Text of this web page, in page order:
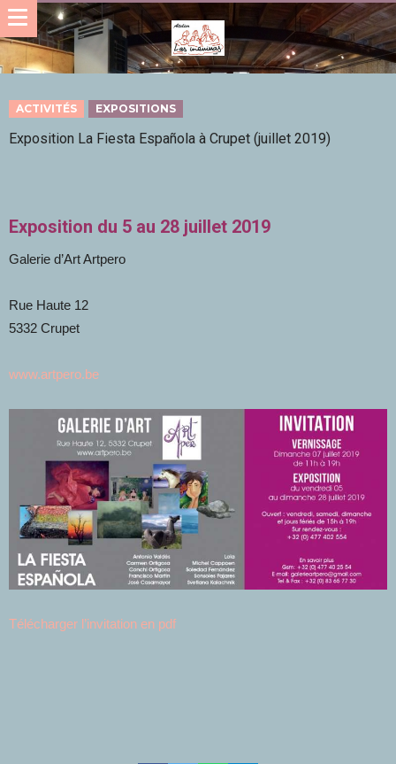
ACTIVITÉS EXPOSITIONS
Exposition La Fiesta Española à Crupet (juillet 2019)
Exposition du 5 au 28 juillet 2019
Galerie d’Art Artpero
Rue Haute 12
5332 Crupet
www.artpero.be
Télécharger l’invitation en pdf